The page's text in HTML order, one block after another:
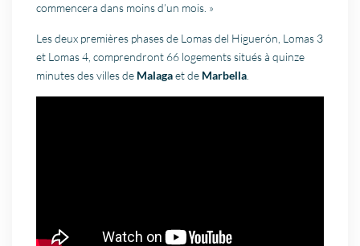
commencera dans moins d’un mois. »
Les deux premières phases de Lomas del Higuerón, Lomas 3
et Lomas 4, comprendront 66 logements situés à quinze
minutes des villes de Malagaet de Marbella